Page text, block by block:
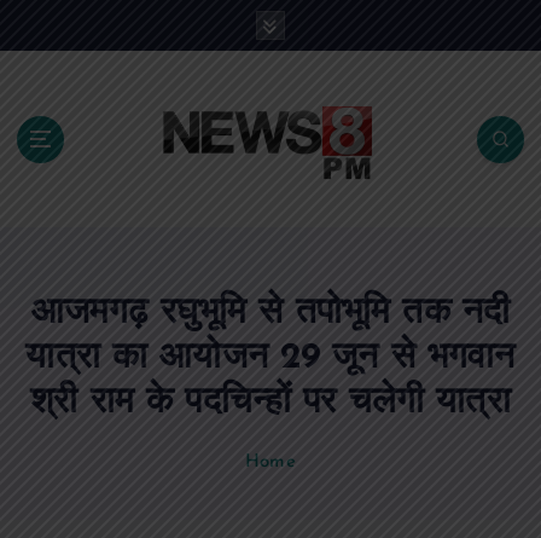
आजमगढ़ रघुभूमि से तपोभूमि तक नदी
यात्रा का आयोजन 29 जून से भगवान
श्री राम के पदचिन्हों पर चलेगी यात्रा
Home